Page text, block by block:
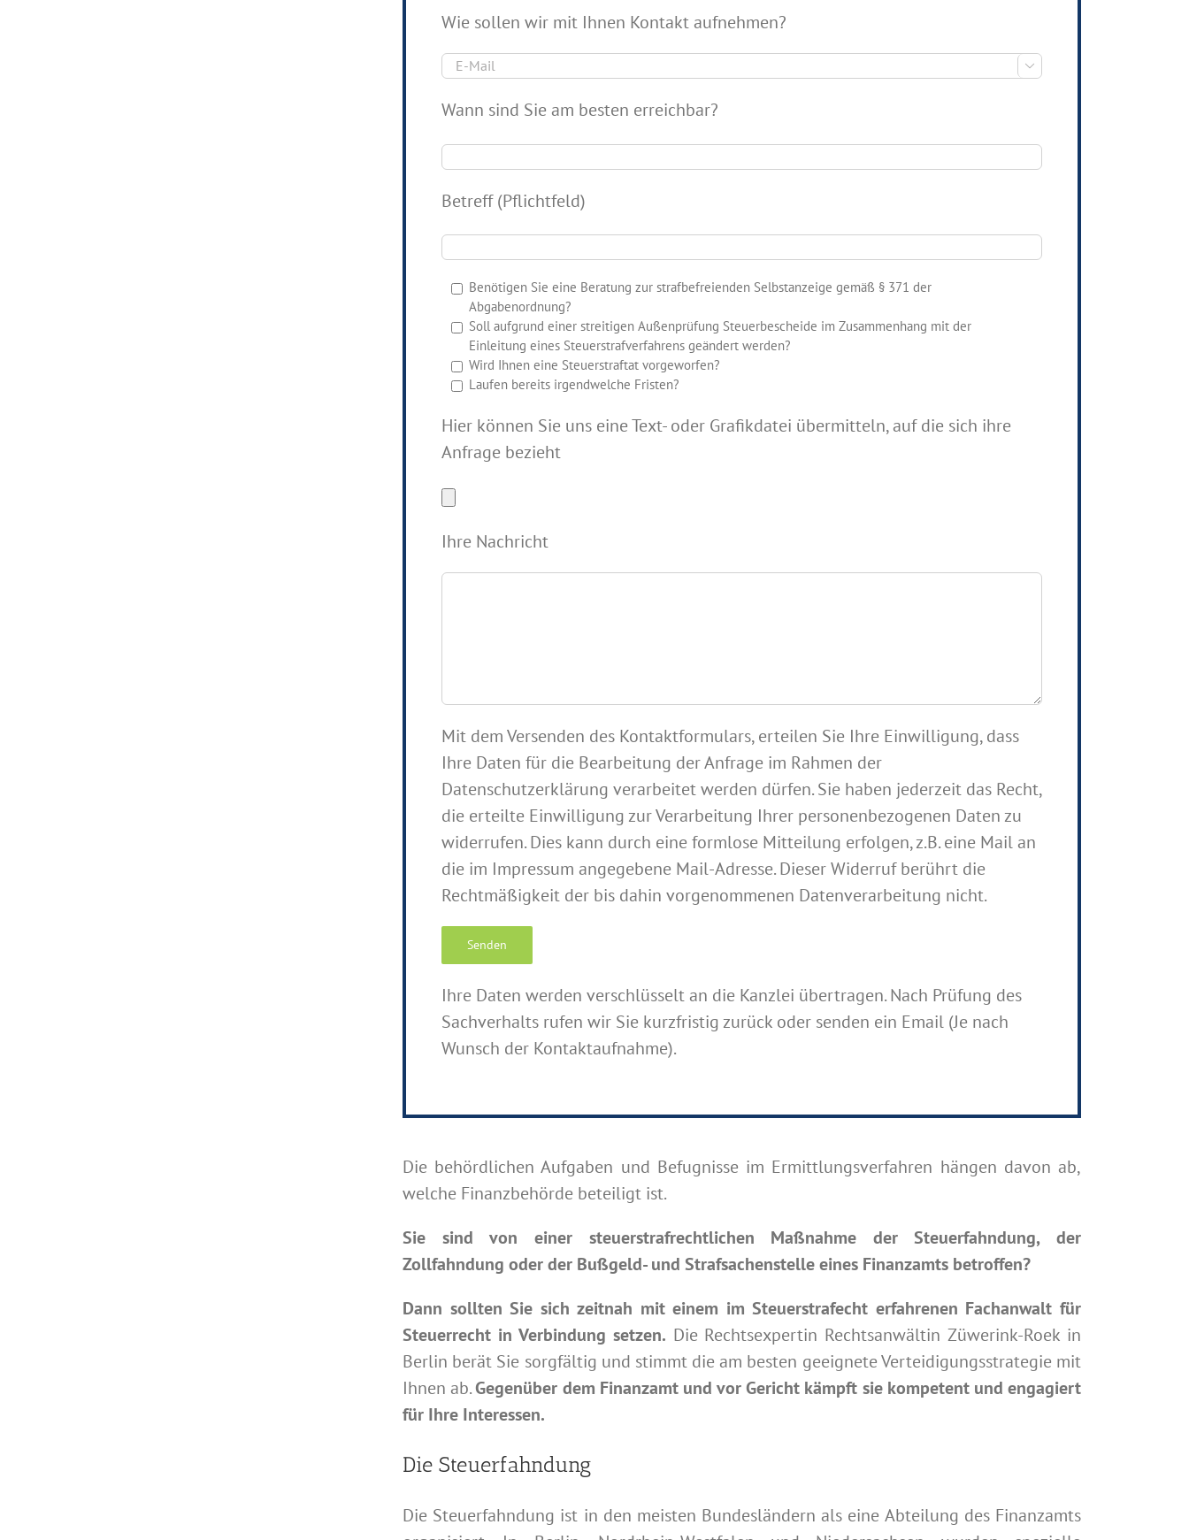
Wie sollen wir mit Ihnen Kontakt aufnehmen?

Wann sind Sie am besten erreichbar?
Betreff (Pflichtfeld)
Benötigen Sie eine Beratung zur strafbefreienden Selbstanzeige gemäß § 371 der
Abgabenordnung?
Soll aufgrund einer streitigen Außenprüfung Steuerbescheide im Zusammenhang mit der
Einleitung eines Steuerstrafverfahrens geändert werden?
Wird Ihnen eine Steuerstraftat vorgeworfen?
Laufen bereits irgendwelche Fristen?
Hier können Sie uns eine Text- oder Grafikdatei übermitteln, auf die sich ihre
Anfrage bezieht
Ihre Nachricht
Mit dem Versenden des Kontaktformulars, erteilen Sie Ihre Einwilligung, dass
Ihre Daten für die Bearbeitung der Anfrage im Rahmen der
Datenschutzerklärung verarbeitet werden dürfen. Sie haben jederzeit das Recht,
die erteilte Einwilligung zur Verarbeitung Ihrer personenbezogenen Daten zu
widerrufen. Dies kann durch eine formlose Mitteilung erfolgen, z.B. eine Mail an
die im Impressum angegebene Mail-Adresse. Dieser Widerruf berührt die
Rechtmäßigkeit der bis dahin vorgenommenen Datenverarbeitung nicht.
Ihre Daten werden verschlüsselt an die Kanzlei übertragen. Nach Prüfung des
Sachverhalts rufen wir Sie kurzfristig zurück oder senden ein Email (Je nach
Wunsch der Kontaktaufnahme).
Die behördlichen Aufgaben und Befugnisse im Ermittlungsverfahren hängen davon ab,
welche Finanzbehörde beteiligt ist.
Sie sind von einer steuerstrafrechtlichen Maßnahme der Steuerfahndung, der
Zollfahndung oder der Bußgeld- und Strafsachenstelle eines Finanzamts betroffen?
Dann sollten Sie sich zeitnah mit einem im Steuerstrafecht erfahrenen Fachanwalt für
Steuerrecht in Verbindung setzen. Die Rechtsexpertin Rechtsanwältin Züwerink-Roek in
Berlin berät Sie sorgfältig und stimmt die am besten geeignete Verteidigungsstrategie mit
Ihnen ab.Gegenüber dem Finanzamt und vor Gericht kämpft sie kompetent und engagiert
für Ihre Interessen.
Die Steuerfahndung
Die Steuerfahndung ist in den meisten Bundesländern als eine Abteilung des Finanzamts